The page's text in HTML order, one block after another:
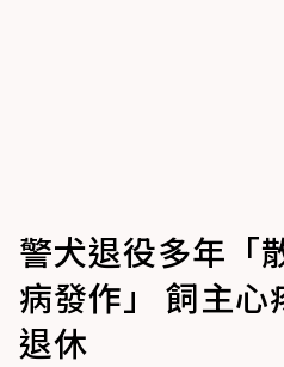
警犬退役多年「
病發作」 飼主
退休